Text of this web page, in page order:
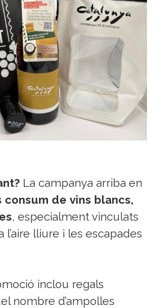
La campanya arriba en
consum de vins blancs,
, especialment vinculats
l’aire lliure i les escapades
inclou regals
nombre d’ampolles